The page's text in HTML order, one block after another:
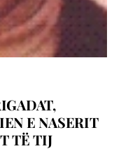
E NASERIT
TË TIJ